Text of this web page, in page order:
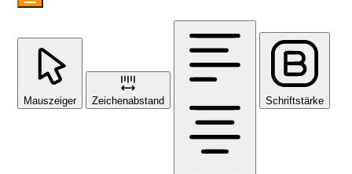
Mauszeiger Zeichenabstand Schriftstärke